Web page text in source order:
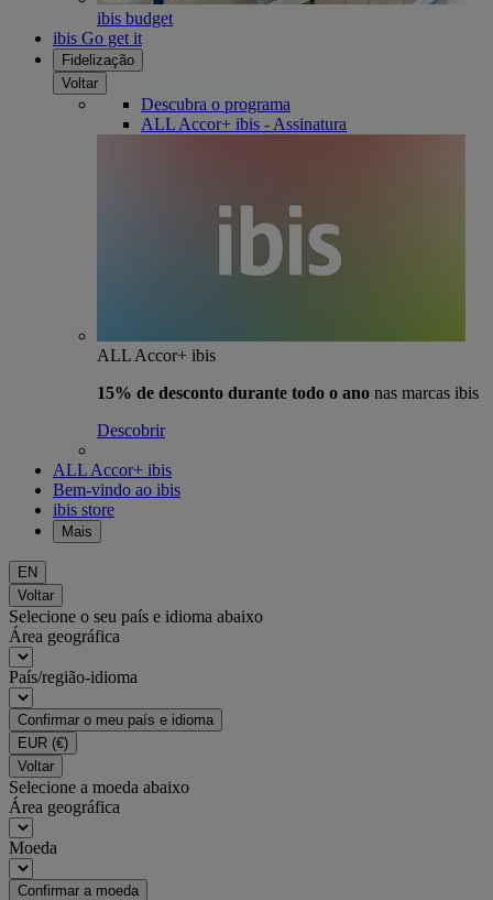
ibis budget
ibis Go get it
Fidelização
Voltar
Descubra o programa
ALL Accor+ ibis - Assinatura
ALL Accor+ ibis
15% de desconto durante todo o ano nas marcas ibis
Descobrir
ALL Accor+ ibis
Bem-vindo ao ibis
ibis store
Mais
EN
Voltar
Selecione o seu país e idioma abaixo
Área geográfica
País/região-idioma
Confirmar o meu país e idioma
EUR (€)
Voltar
Selecione a moeda abaixo
Área geográfica
Moeda
Confirmar a moeda